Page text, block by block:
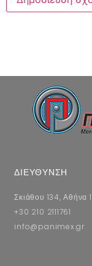
ΔΙΕΥΘΥΝΣΗ
Σκιάθου 134, Αθήνα
+30 210 2111761
info@panimex.gr